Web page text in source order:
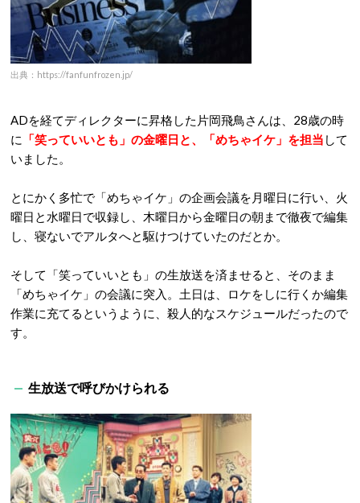
出典：https://fanfunfrozen.jp/
ADを経てディレクターに昇格した片岡飛鳥さんは、28歳の時
に
「笑っていいとも」の金曜日と、「めちゃイケ」を担当 して
いました。
とにかく多忙で「めちゃイケ」の企画会議を月曜日に行い、火
曜日と水曜日で収録し、木曜日から金曜日の朝まで徹夜で編集
し、寝ないでアルタへと駆けつけていたのだとか。
そして「笑っていいとも」の生放送を済ませると、そのまま
「めちゃイケ」の会議に突入。土日は、ロケをしに行くか編集
作業に充てるというように、殺人的なスケジュールだったので
す。
生放送で呼びかけられる